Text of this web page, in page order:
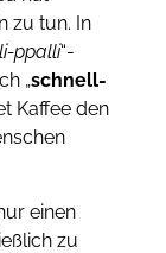
zu tun. In
ppalli“-
„schnell-
Kaffee den
einen
zu